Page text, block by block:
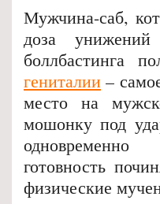
Мужчина-саб,
доза
боллбастинга
гениталии –
место на
мошонку под
одновременно
готовность
физические